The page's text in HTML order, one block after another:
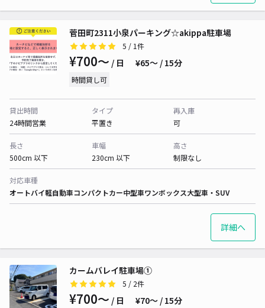
菅田町2311小泉パーキング☆akippa駐車場
5 / 1件
¥700〜 / 日 ¥65〜 / 15分
時間貸し可
貸出時間
24時間営業
タイプ
平置き
再入庫
可
長さ
500cm 以下
車幅
230cm 以下
高さ
制限なし
対応車種
オートバイ軽自動車コンパクトカー中型車ワンボックス大型車・SUV
詳細へ
カームバレイ駐車場①
5 / 2件
¥700〜 / 日 ¥70〜 / 15分